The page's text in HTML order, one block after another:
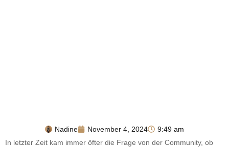
Nadine November 4, 2024
9:49 am
In letzter Zeit kam immer öfter die Frage von der Community, ob